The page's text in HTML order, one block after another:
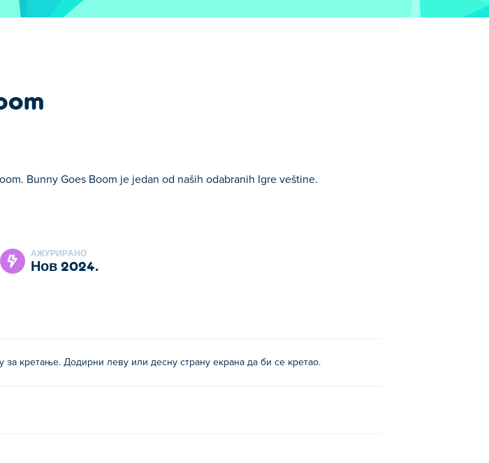
Bunny Goes Boom je jedan od naših odabranih Igre veštine.
odabranih Igre veštine.
АЖУРИРАНО
нов 2024.
за кретање. Додирни леву или десну страну екрана да би се кретао.